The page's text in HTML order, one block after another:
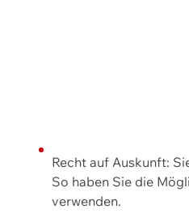
Recht auf Auskunft:
So haben Sie die
verwenden.